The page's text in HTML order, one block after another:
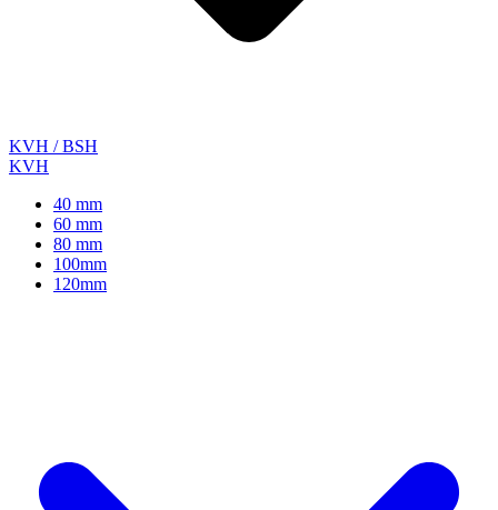
KVH / BSH
KVH
40 mm
60 mm
80 mm
100mm
120mm